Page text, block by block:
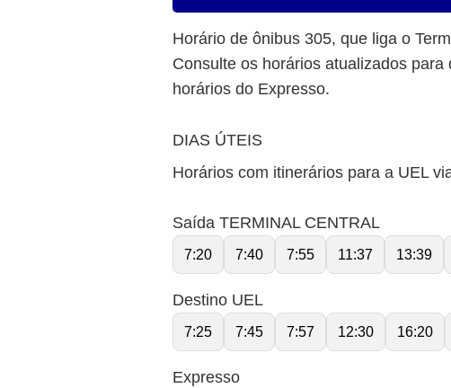
Horário de ônibus 305, que liga o
Consulte os horários atualizados
horários do Expresso.
DIAS ÚTEIS
Horários com itinerários para a UEL
Saída TERMINAL CENTRAL
7:20 7:40 7:55 11:37 13:39
Destino UEL
7:25 7:45 7:57 12:30 16:20
Expresso